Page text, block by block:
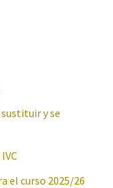
y se
el curso 2025/26